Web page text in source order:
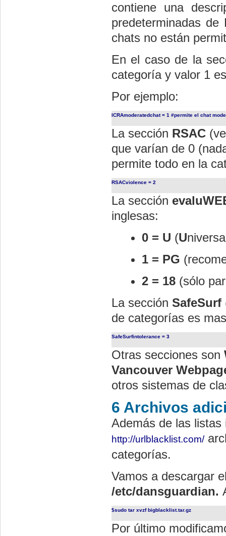
contiene una
predeterminadas
chats no están
En el caso de la
categoría y valor 1
Por ejemplo:
ICRAmoderatedchat = 1 #permite el chat
La sección RSAC
que varían de 0
permite todo en la
RSACviolence = 2
La sección
inglesas:
0 = U (U
1 = PG
2 = 18 (sólo
La sección SafeSurf
de categorías es
SafeSurfintolerance = 3
Otras secciones son
Vancouver
otros sistemas de
6 Archivos
Además de las
http://urlblacklist.com/
categorías.
Vamos a descargar
/etc/dansguardian.
$sudo tar xvzf bigblacklist.tar.gz
Por último